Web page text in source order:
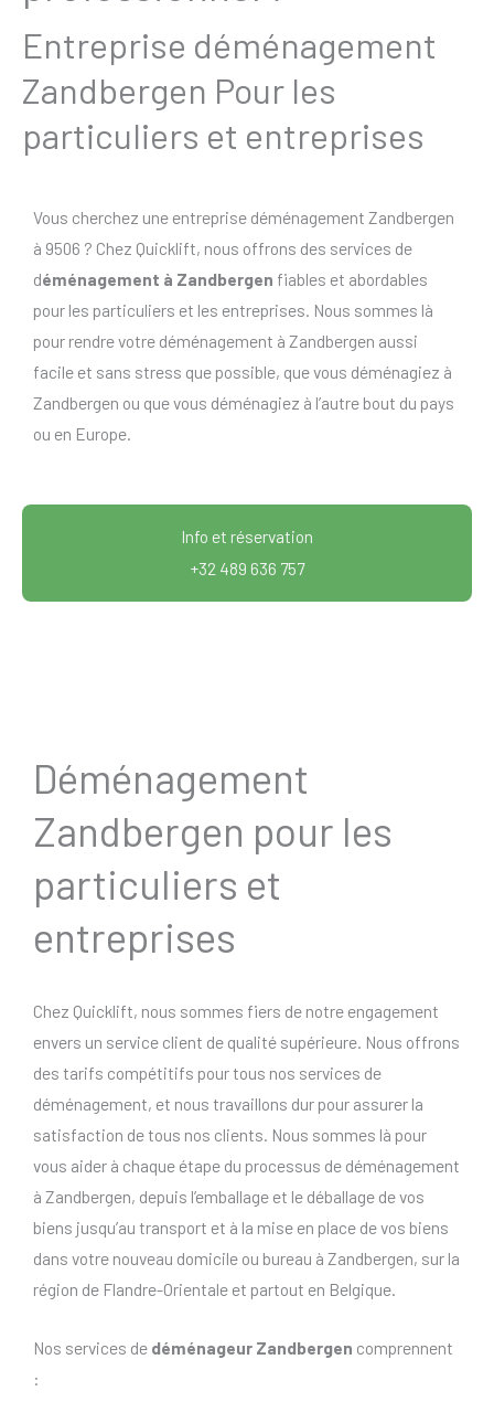
Entreprise déménagement
Zandbergen Pour les
particuliers et entreprises
Vous cherchez une entreprise déménagement Zandbergen
à 9506 ? Chez Quicklift, nous offrons des services de
déménagement à Zandbergen fiables et abordables
pour les particuliers et les entreprises. Nous sommes là
pour rendre votre déménagement à Zandbergen aussi
facile et sans stress que possible, que vous déménagiez à
Zandbergen ou que vous déménagiez à l’autre bout du pays
ou en Europe.
Info et réservation
+32 489 636 757
Déménagement
Zandbergen pour les
particuliers et
entreprises
Chez Quicklift, nous sommes fiers de notre engagement
envers un service client de qualité supérieure. Nous offrons
des tarifs compétitifs pour tous nos services de
déménagement, et nous travaillons dur pour assurer la
satisfaction de tous nos clients. Nous sommes là pour
vous aider à chaque étape du processus de déménagement
à Zandbergen, depuis l’emballage et le déballage de vos
biens jusqu’au transport et à la mise en place de vos biens
dans votre nouveau domicile ou bureau à Zandbergen, sur la
région de Flandre-Orientale et partout en Belgique.
Nos services de déménageur Zandbergen comprennent
: